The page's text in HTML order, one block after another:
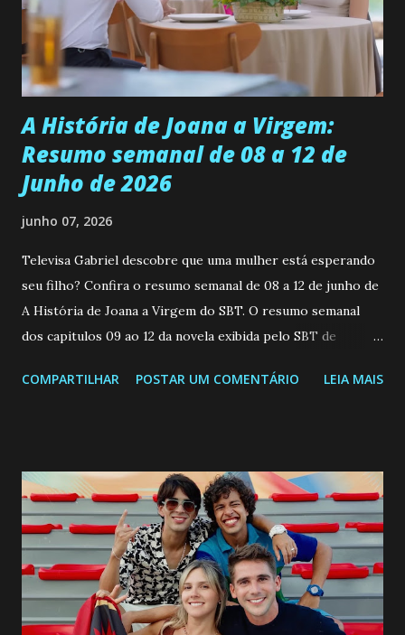
empática. Detesta injustiças e é uma ótima amiga. Pode ser
teimosa e muito persistente quando decide fazer algo.
Durante um exame ginecológico, ela é inseminada por eng...
A História de Joana a Virgem:
Resumo semanal de 08 a 12 de
Junho de 2026
junho 07, 2026
Televisa Gabriel descobre que uma mulher está esperando
seu filho? Confira o resumo semanal de 08 a 12 de junho de
A História de Joana a Virgem do SBT. O resumo semanal
dos capitulos 09 ao 12 da novela exibida pelo SBT de
a Programação Semanal do SBT de 08/06/26 a 14/06/26
confessa a Gabriel que ele demonstrou ser o tipo de
pessoa que ela tanto desejou durante toda a vida. Camila
entra no quarto de Gabriel e imagina como seria o
encontro deles, quando conseguir seduzi-lo. Manuel avisa a
Paula sobre a suposta infidelidade de Gabriel com Joana.
Rogerio consegue se livrar de todas as suspeitas pelo
COMPARTILHAR POSTAR UM COMENTÁRIO LEIA MAIS